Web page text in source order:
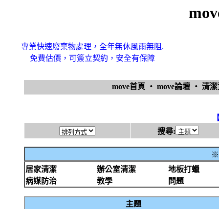
專業快速廢棄物處理，全年無休風雨無阻.
免費估價，可簽立契約，安全有保障
move首頁 ‧ move論壇 ‧ 清
搜尋:
※
居家清潔
辦公室清潔
地板打蠟
病媒防治
教學 問題
主題